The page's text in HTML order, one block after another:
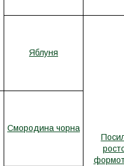
Яблуня
Смородина чорна